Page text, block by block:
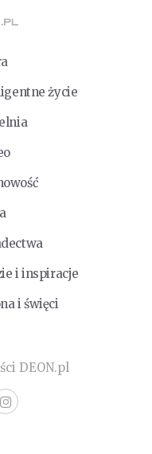
życie
i inspiracje
i święci
DEON.pl